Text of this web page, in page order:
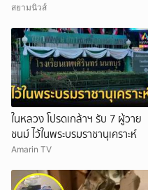
ถิ่น
สยามนิวส์
ในหลวง โปรดเกล้าฯ รับ 7 ผู้วาย
ชนม์ ไว้ในพระบรมราชานุเคราะห์
Amarin TV